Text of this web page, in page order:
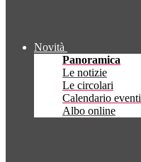
Novità
Panoramica
Le notizie
Le circolari
Calendario eventi
Albo online